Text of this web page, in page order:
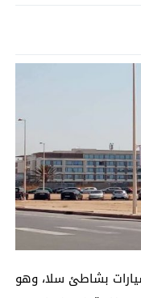
بشاطئ سلا، وهو